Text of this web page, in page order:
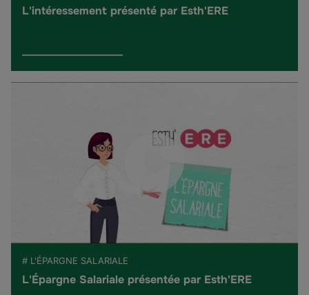
L'intéressement présenté par Esth'ERE
# L'ÉPARGNE SALARIALE
L'Épargne Salariale présentée par Esth'ERE